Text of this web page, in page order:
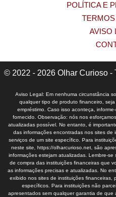
POLÍTICA E
AVISO
© 2022 - 2026 Olhar Curioso -
Aviso Legal: Em nenhuma circunstância
qualquer tipo de produto financeiro,
empréstimo. Caso isso aconteça,
fornecido. Observação: nós nos
atualizadas possível. No entanto, é
das informações encontradas nos sites de
serviços de um site específico. Para
neste site, https://olharcurioso.net, são
informações estejam atualizadas. Lembre-
de compra das instituições financeiras que
as informações precisas e atualizadas. No
exibido nos sites de instituições financeiras,
específicos. Para instituições não
apresentados sem qualquer garantia de que